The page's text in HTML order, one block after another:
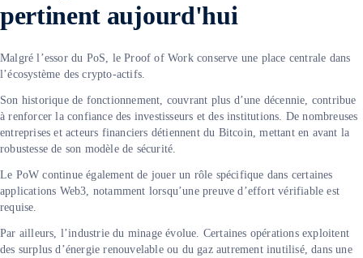
pertinent aujourd'hui
Malgré l’essor du PoS, le Proof of Work conserve une place centrale dans
l’écosystème des crypto-actifs.
Son historique de fonctionnement, couvrant plus d’une décennie, contribue
à renforcer la confiance des investisseurs et des institutions. De nombreuses
entreprises et acteurs financiers détiennent du Bitcoin, mettant en avant la
robustesse de son modèle de sécurité.
Le PoW continue également de jouer un rôle spécifique dans certaines
applications Web3, notamment lorsqu’une preuve d’effort vérifiable est
requise.
Par ailleurs, l’industrie du minage évolue. Certaines opérations exploitent
des surplus d’énergie renouvelable ou du gaz autrement inutilisé, dans une